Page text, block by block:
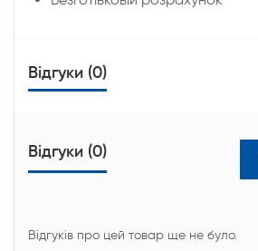
Відгуки (0)
Відгуки (0)
Відгуків про цей товар ще не було.